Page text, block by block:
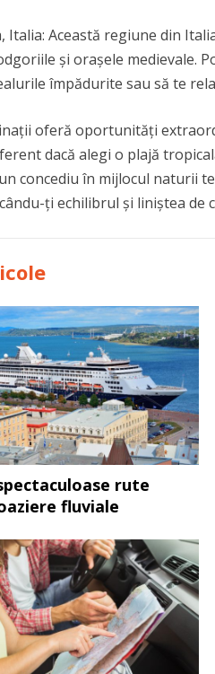
Italia: Această regiune din
și orașele medievale.
împădurite sau să te
oferă oportunități
dacă alegi o plajă
concediu în mijlocul naturii
ți echilibrul și liniștea de
rute
fluviale